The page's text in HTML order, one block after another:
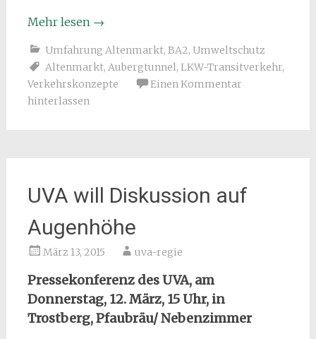
Mehr lesen →
Umfahrung Altenmarkt, BA2, Umweltschutz
Altenmarkt, Aubergtunnel, LKW-Transitverkehr,
Verkehrskonzepte
Einen Kommentar
hinterlassen
UVA will Diskussion auf
Augenhöhe
März 13, 2015 uva-regie
Pressekonferenz des UVA, am
Donnerstag, 12. März, 15 Uhr, in
Trostberg, Pfaubräu/ Nebenzimmer